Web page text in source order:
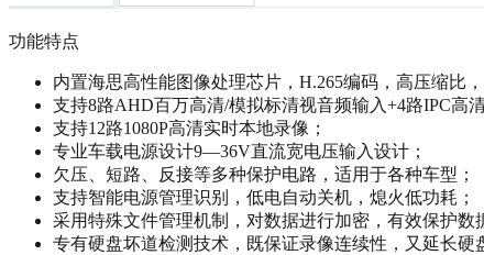
功能特点
内置海思高性能图像处理芯片，H.265编码，高压缩比，
支持8路AHD百万高清/模拟标清视音频输入+4路IPC高
支持12路1080P高清实时本地录像；
专业车载电源设计9—36V直流宽电压输入设计；
欠压、短路、反接等多种保护电路，适用于各种车型；
支持智能电源管理识别，低电自动关机，熄火低功耗；
采用特殊文件管理机制，对数据进行加密，有效保护数
专有硬盘坏道检测技术，既保证录像连续性，又延长硬